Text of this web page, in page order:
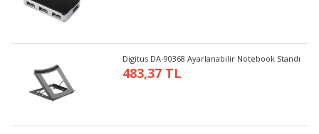
Digitus DA-90368 Ayarlanabilir Notebook Standı
483,37 TL